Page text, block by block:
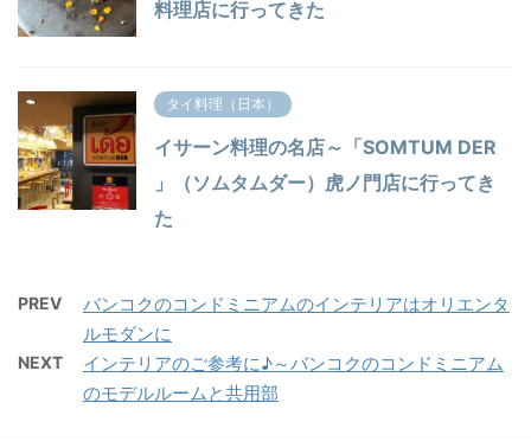
料理店に行ってきた
タイ料理（日本）
イサーン料理の名店～「SOMTUM DER
」（ソムタムダー）虎ノ門店に行ってき
た
PREV
バンコクのコンドミニアムのインテリアはオリエンタ
ルモダンに
NEXT
インテリアのご参考に♪～バンコクのコンドミニアム
のモデルルームと共用部